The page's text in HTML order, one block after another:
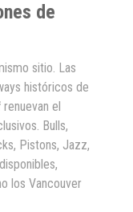
de
sitio. Las
históricos de
renuevan el
Bulls,
Pistons, Jazz,
los Vancouver